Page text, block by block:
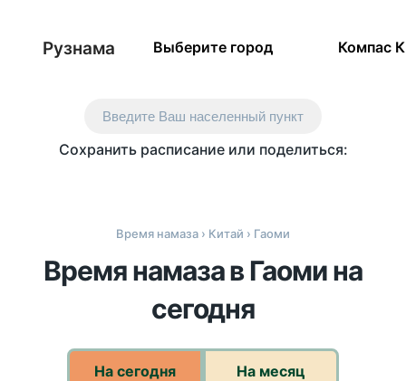
Рузнама Выберите город Компас
Введите Ваш населенный пункт
Сохранить расписание или поделиться:
Время намаза › Китай › Гаоми
Время намаза в Гаоми на
сегодня
На сегодня На месяц